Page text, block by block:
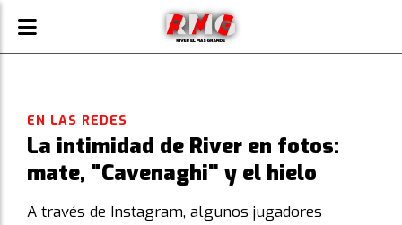
La intimidad de River en fotos:
mate, "Cavenaghi" y el hielo
A través de Instagram, algunos jugadores
EN LAS REDES